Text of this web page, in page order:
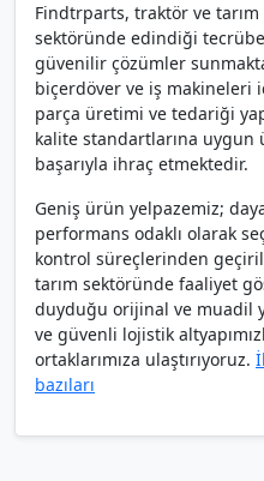
Findtrparts, traktör ve
sektöründe edindiği
güvenilir çözümler
biçerdöver ve iş makineleri
parça üretimi ve tedariği
kalite standartlarına
başarıyla ihraç etmektedir.
Geniş ürün yelpazemiz;
performans odaklı olarak
kontrol süreçlerinden
tarım sektöründe faaliyet
duyduğu orijinal ve muadil
ve güvenli lojistik
ortaklarımıza ulaştırıyoruz.
bazıları